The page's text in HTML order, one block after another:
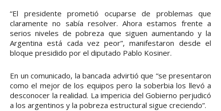
“El presidente prometió ocuparse de problemas que
claramente no sabía resolver. Ahora estamos frente a
serios niveles de pobreza que siguen aumentando y la
Argentina está cada vez peor”, manifestaron desde el
bloque presidido por el diputado Pablo Kosiner.
En un comunicado, la bancada advirtió que “se presentaron
como el mejor de los equipos pero la soberbia los llevó a
desconocer la realidad. La impericia del Gobierno perjudicó
a los argentinos y la pobreza estructural sigue creciendo”.